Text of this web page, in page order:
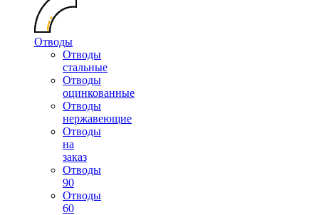
Отводы
Отводы
стальные
Отводы
оцинкованные
Отводы
нержавеющие
Отводы
на
заказ
Отводы
90
Отводы
60